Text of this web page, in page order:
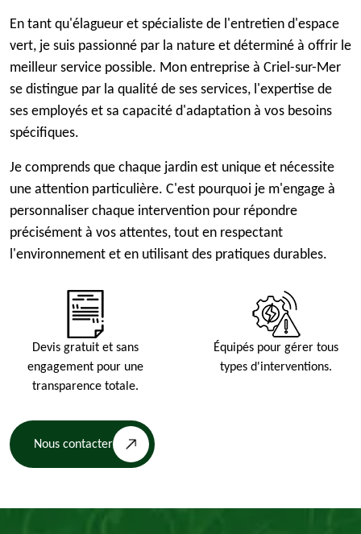
En tant qu'élagueur et spécialiste de l'entretien d'espace
vert, je suis passionné par la nature et déterminé à offrir le
meilleur service possible. Mon entreprise à Criel-sur-Mer
se distingue par la qualité de ses services, l'expertise de
ses employés et sa capacité d'adaptation à vos besoins
spécifiques.
Je comprends que chaque jardin est unique et nécessite
une attention particulière. C'est pourquoi je m'engage à
personnaliser chaque intervention pour répondre
précisément à vos attentes, tout en respectant
l'environnement et en utilisant des pratiques durables.
Devis gratuit et sans
engagement pour une
transparence totale.
Équipés pour gérer tous
types d'interventions.
Nous contacter